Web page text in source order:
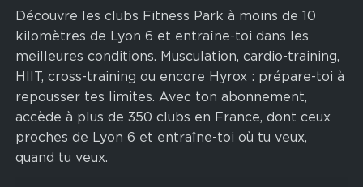
Découvre les clubs Fitness Park à moins de 10
kilomètres de Lyon 6 et entraîne-toi dans les
meilleures conditions. Musculation, cardio-training,
HIIT, cross-training ou encore Hyrox : prépare-toi à
repousser tes limites. Avec ton abonnement,
accède à plus de 350 clubs en France, dont ceux
proches de Lyon 6 et entraîne-toi où tu veux,
quand tu veux.